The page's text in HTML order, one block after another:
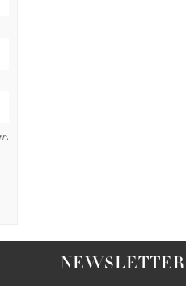
NEWSLETTER